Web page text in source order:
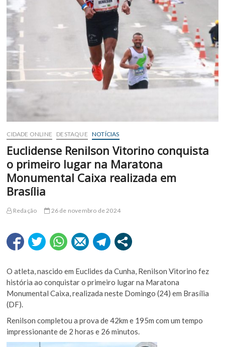
CIDADE ONLINE DESTAQUE NOTÍCIAS
Euclidense Renilson Vitorino conquista
o primeiro lugar na Maratona
Monumental Caixa realizada em
Brasília
Redação 26 de novembro de 2024
O atleta, nascido em Euclides da Cunha, Renilson Vitorino fez
história ao conquistar o primeiro lugar na Maratona
Monumental Caixa, realizada neste Domingo (24) em Brasília
(DF).
Renilson completou a prova de 42km e 195m com um tempo
impressionante de 2 horas e 26 minutos.